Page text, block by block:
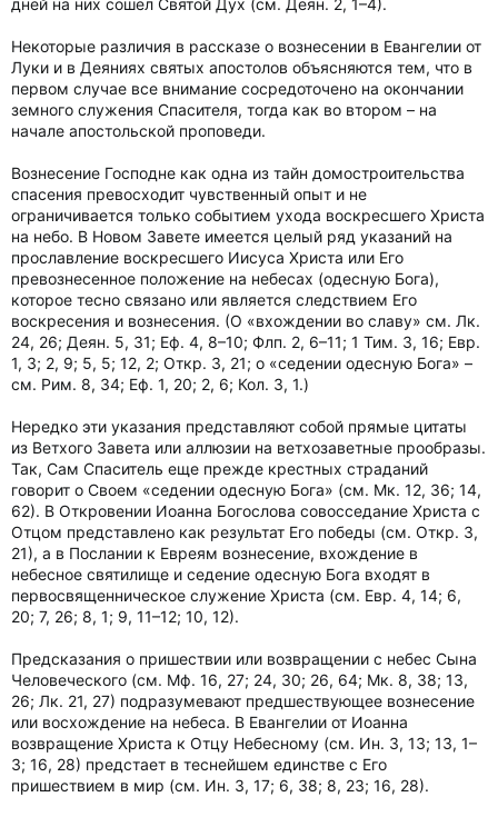
дней на них сошел Святой Дух (см. Деян. 2, 1–4).
Некоторые различия в рассказе о вознесении в Евангелии от
Луки и в Деяниях святых апостолов объясняются тем, что в
первом случае все внимание сосредоточено на окончании
земного служения Спасителя, тогда как во втором – на
начале апостольской проповеди.
Вознесение Господне как одна из тайн домостроительства
спасения превосходит чувственный опыт и не
ограничивается только событием ухода воскресшего Христа
на небо. В Новом Завете имеется целый ряд указаний на
прославление воскресшего Иисуса Христа или Его
превознесенное положение на небесах (одесную Бога),
которое тесно связано или является следствием Его
воскресения и вознесения. (О «вхождении во славу» см. Лк.
24, 26; Деян. 5, 31; Еф. 4, 8–10; Флп. 2, 6–11; 1 Тим. 3, 16; Евр.
1, 3; 2, 9; 5, 5; 12, 2; Откр. 3, 21; о «седении одесную Бога» –
см. Рим. 8, 34; Еф. 1, 20; 2, 6; Кол. 3, 1.)
Нередко эти указания представляют собой прямые цитаты
из Ветхого Завета или аллюзии на ветхозаветные прообразы.
Так, Сам Спаситель еще прежде крестных страданий
говорит о Своем «седении одесную Бога» (см. Мк. 12, 36; 14,
62). В Откровении Иоанна Богослова совосседание Христа с
Отцом представлено как результат Его победы (см. Откр. 3,
21), а в Послании к Евреям вознесение, вхождение в
небесное святилище и седение одесную Бога входят в
первосвященническое служение Христа (см. Евр. 4, 14; 6,
20; 7, 26; 8, 1; 9, 11–12; 10, 12).
Предсказания о пришествии или возвращении с небес Сына
Человеческого (см. Мф. 16, 27; 24, 30; 26, 64; Мк. 8, 38; 13,
26; Лк. 21, 27) подразумевают предшествующее вознесение
или восхождение на небеса. В Евангелии от Иоанна
возвращение Христа к Отцу Небесному (см. Ин. 3, 13; 13, 1–
3; 16, 28) предстает в теснейшем единстве с Его
пришествием в мир (см. Ин. 3, 17; 6, 38; 8, 23; 16, 28).